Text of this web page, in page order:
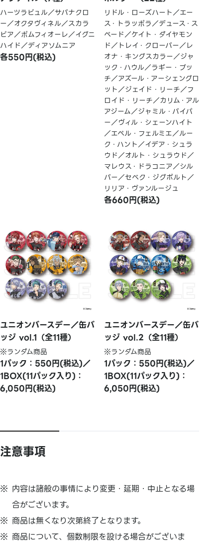
ハーツラビュル／サバナクロ
ー／オクタヴィネル／スカラ
ビア／ポムフィオーレ／イグニ
ハイド／ディアソムニア
各550円(税込)
リドル・ローズハート／エー
ス・トラッポラ／デュース・ス
ペード／ケイト・ダイヤモン
ド／トレイ・クローバー／レ
オナ・キングスカラー／ジャ
ック・ハウル／ラギー・ブッ
チ／アズール・アーシェングロ
ット／ジェイド・リーチ／フ
ロイド・リーチ／カリム・アル
アジーム／ジャミル・バイパ
ー／ヴィル・シェーンハイト
／エペル・フェルミエ／ルー
ク・ハント／イデア・シュラ
ウド／オルト・シュラウド／
マレウス・ドラコニア／シル
バー／セベク・ジグボルト／
リリア・ヴァンルージュ
各660円(税込)
ユニオンバースデー／缶バ
ッジ vol.1（全11種）
※ランダム商品
1パック：550円(税込)／
1BOX(11パック入り)：
6,050円(税込)
ユニオンバースデー／缶バ
ッジ vol.2（全11種）
※ランダム商品
1パック：550円(税込)／
1BOX(11パック入り)：
6,050円(税込)
注意事項
内容は諸般の事情により変更・延期・中止となる場
合がございます。
商品は無くなり次第終了となります。
商品について、個数制限を設ける場合がございま